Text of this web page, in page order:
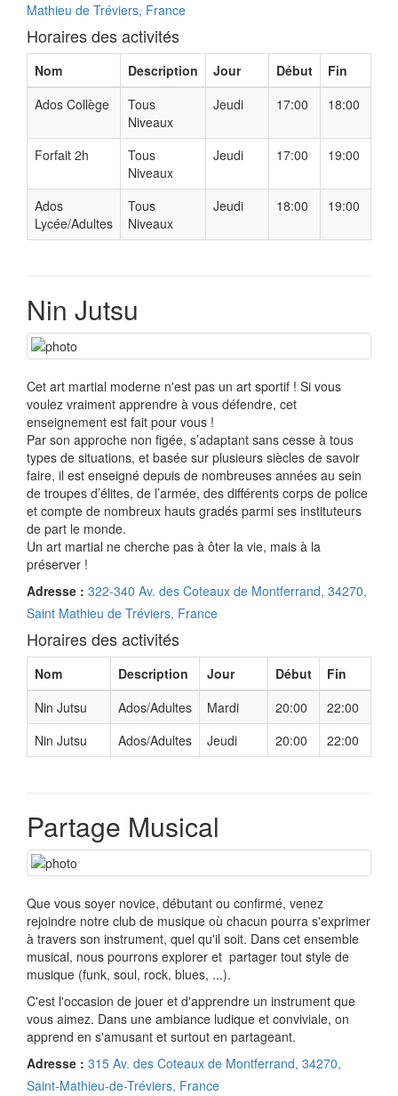
Mathieu de Tréviers, France
Horaires des activités
Nom Description Jour Début
Fin
Ados Collège
Tous
Niveaux
Jeudi 17:00 18:00
Forfait 2h
Tous
Niveaux
Jeudi 17:00 19:00
Ados
Lycée/Adultes
Tous
Niveaux
Jeudi 18:00 19:00
Nin Jutsu
Cet art martial moderne n'est pas un art sportif ! Si vous
voulez vraiment apprendre à vous défendre, cet
enseignement est fait pour vous !
Par son approche non figée, s’adaptant sans cesse à tous
types de situations, et basée sur plusieurs siècles de savoir
faire, il est enseigné depuis de nombreuses années au sein
de troupes d’élites, de l’armée, des différents corps de police
et compte de nombreux hauts gradés parmi ses instituteurs
de part le monde.
Un art martial ne cherche pas à ôter la vie, mais à la
préserver !
Adresse : 322-340 Av. des Coteaux de Montferrand, 34270,
Saint Mathieu de Tréviers, France
Horaires des activités
Nom Description Jour Début
Fin
Nin Jutsu
Ados/Adultes Mardi 20:00
22:00
Nin Jutsu
Ados/Adultes Jeudi 20:00 22:00
Partage Musical
Que vous soyer novice, débutant ou confirmé, venez
rejoindre notre club de musique où chacun pourra s'exprimer
à travers son instrument, quel qu'il soit. Dans cet ensemble
musical, nous pourrons explorer et partager tout style de
musique (funk, soul, rock, blues, ...).
C'est l'occasion de jouer et d'apprendre un instrument que
vous aimez. Dans une ambiance ludique et conviviale, on
apprend en s'amusant et surtout en partageant.
Adresse : 315 Av. des Coteaux de Montferrand, 34270,
Saint-Mathieu-de-Tréviers, France